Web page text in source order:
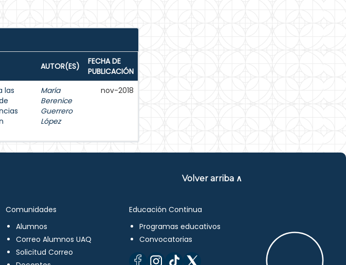
AUTOR(ES)
FECHA DE
PUBLICACIÓN
las
María
Berenice
Guerrero
López
nov-2018
Volver arriba ∧
Comunidades
Alumnos
Correo Alumnos UAQ
Solicitud Correo
Educación Continua
Programas educativos
Convocatorias